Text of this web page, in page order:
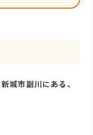
城市副川にある、